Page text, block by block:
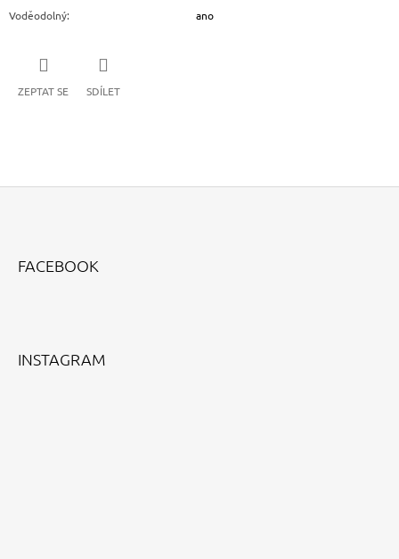
Voděodolný: ano
ZEPTAT SE SDÍLET
FACEBOOK
INSTAGRAM